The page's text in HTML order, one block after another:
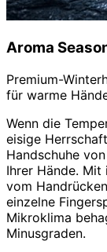
Aroma
Premium-
für warme
Wenn die
eisige
Handschuhe
Ihrer Hände.
vom
einzelne
Mikroklima
Minusgraden.